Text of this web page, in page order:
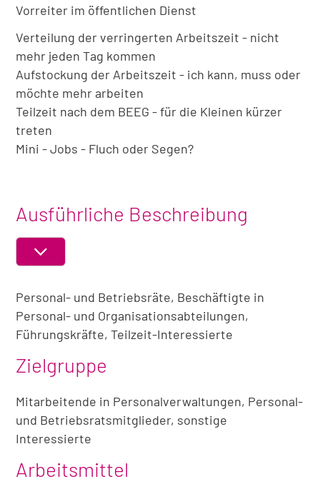
Vorreiter im öffentlichen Dienst
Verteilung der verringerten Arbeitszeit - nicht
mehr jeden Tag kommen
Aufstockung der Arbeitszeit - ich kann, muss oder
möchte mehr arbeiten
Teilzeit nach dem BEEG - für die Kleinen kürzer
treten
Mini - Jobs - Fluch oder Segen?
Ausführliche Beschreibung
ABSCHNITT
ODER
Personal- und Betriebsräte, Beschäftigte in
Personal- und Organisationsabteilungen,
Führungskräfte, Teilzeit-Interessierte
Zielgruppe
Mitarbeitende in Personalverwaltungen, Personal-
und Betriebsratsmitglieder, sonstige
Interessierte
Arbeitsmittel